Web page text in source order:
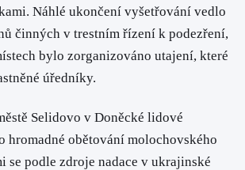
Náhlé ukončení vyšetřování vedlo
činných v trestním řízení k podezření,
bylo zorganizováno utajení, které
úředníky.
Selidovo v Doněcké lidové
hromadné obětování molochovského
se podle zdroje nadace v ukrajinské